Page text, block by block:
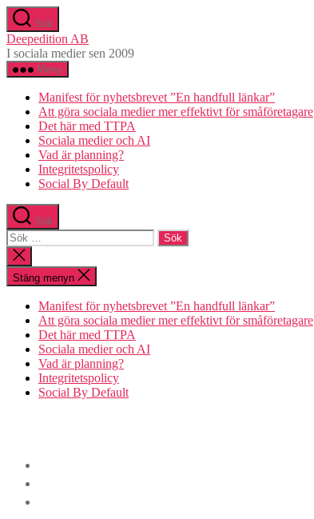
Hoppa
till
innehåll
Sök
Deepedition AB
I sociala medier sen 2009
Meny
Manifest för nyhetsbrevet ”En handfull länkar”
Att göra sociala medier mer effektivt för småföretagare
Det här med TTPA
Sociala medier och AI
Vad är planning?
Integritetspolicy
Social By Default
Sök
Sök
efter:
Stäng
sökningen
Stäng menyn
Manifest för nyhetsbrevet ”En handfull länkar”
Att göra sociala medier mer effektivt för småföretagare
Det här med TTPA
Sociala medier och AI
Vad är planning?
Integritetspolicy
Social By Default